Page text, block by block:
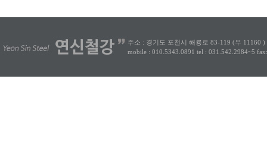
주소 : 경기도 포천시 해룡로 83-119 (우 11160 )
mobile : 010.5343.0891 tel : 031.542.2984~5